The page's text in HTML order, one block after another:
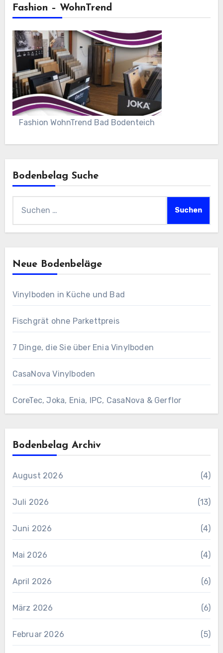
Fashion – WohnTrend
Fashion WohnTrend Bad Bodenteich
Bodenbelag Suche
nach:
Neue Bodenbeläge
Vinylboden in Küche und Bad
Fischgrät ohne Parkettpreis
7 Dinge, die Sie über Enia Vinylboden
CasaNova Vinylboden
CoreTec, Joka, Enia, IPC, CasaNova & Gerflor
Bodenbelag Archiv
August 2026 (4)
Juli 2026 (13)
Juni 2026 (4)
Mai 2026 (4)
April 2026 (6)
März 2026 (6)
Februar 2026 (5)